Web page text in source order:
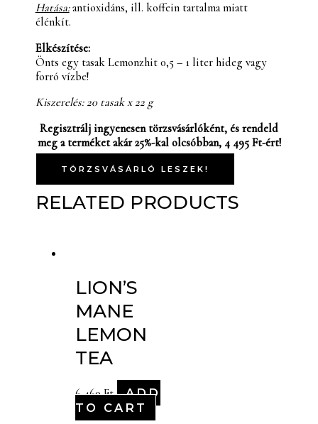
Hatása:antioxidáns, ill. koffein tartalma miatt
élénkít.
Elkészítése:
Önts egy tasak Lemonzhit 0,5 – 1 liter hideg vagy
forró vízbe!
Kiszerelés: 20 tasak x 22 g
Regisztrálj ingyenesen törzsvásárlóként, és rendeld
meg a terméket akár 25%-kal olcsóbban, 4 495 Ft-ért!
TÖRZSVÁSÁRLÓ LESZEK!
RELATED PRODUCTS
LION’S
MANE
LEMON
TEA
6,460Ft
ADD
TO CART